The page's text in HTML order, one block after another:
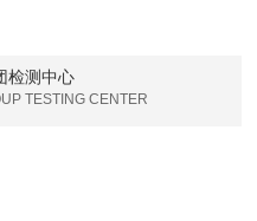
检测中心
TESTING CENTER